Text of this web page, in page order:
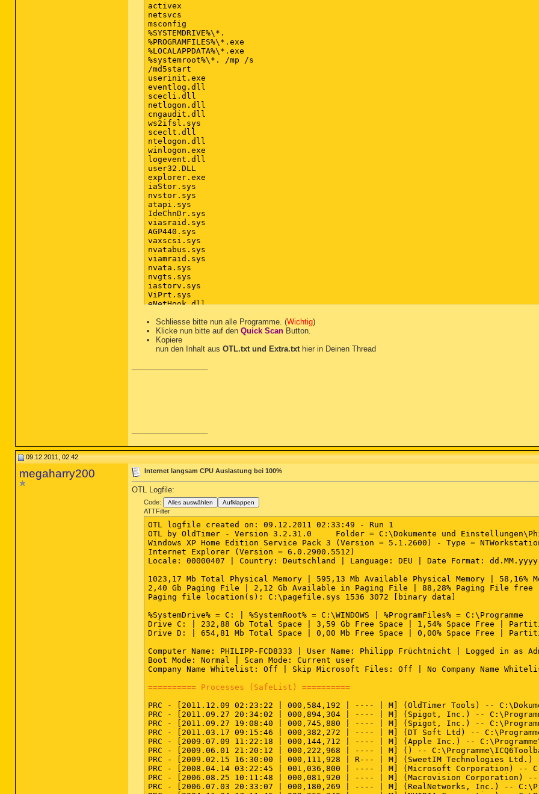
activex
netsvcs
msconfig
%SYSTEMDRIVE%\*.
%PROGRAMFILES%\*.exe
%LOCALAPPDATA%\*.exe
%systemroot%\*. /mp /s
/md5start
userinit.exe
eventlog.dll
scecli.dll
netlogon.dll
cngaudit.dll
ws2ifsl.sys
sceclt.dll
ntelogon.dll
winlogon.exe
logevent.dll
user32.DLL
explorer.exe
iaStor.sys
nvstor.sys
atapi.sys
IdeChnDr.sys
viasraid.sys
AGP440.sys
vaxscsi.sys
nvatabus.sys
viamraid.sys
nvata.sys
nvgts.sys
iastorv.sys
ViPrt.sys
eNetHook.dll
KR10N.sys
nvstor32.sys
ahcix86s.sys
/md5stop
Schliesse bitte nun alle Programme. (Wichtig)
Klicke nun bitte auf den Quick Scan Button.
Kopiere
nun den Inhalt aus OTL.txt und Extra.txt hier in Deinen Thread
09.12.2011, 02:42
megaharry200 Internet langsam CPU Auslastung bei 100%
OTL Logfile:
Code: Alles auswählen Aufklappen
ATTFilter
OTL logfile created on: 09.12.2011 02:33:49 - Run 1
OTL by OldTimer - Version 3.2.31.0     Folder = C:\Dokumente und
Windows XP Home Edition Service Pack 3 (Version = 5.1.2600) - Type =
Internet Explorer (Version = 6.0.2900.5512)
Locale: 00000407 | Country: Deutschland | Language: DEU | Date Format: dd.MM.yyyy
1023,17 Mb Total Physical Memory | 595,13 Mb Available Physical Memory | 58,16%
2,40 Gb Paging File | 2,12 Gb Available in Paging File | 88,28% Paging File free
Paging file location(s): C:\pagefile.sys 1536 3072 [binary data]
%SystemDrive% = C: | %SystemRoot% = C:\WINDOWS | %ProgramFiles% = C:\Programme
Drive C: | 232,88 Gb Total Space | 3,59 Gb Free Space | 1,54% Space Free |
Drive D: | 654,81 Mb Total Space | 0,00 Mb Free Space | 0,00% Space Free |
Computer Name: PHILIPP-FCD8333 | User Name: Philipp Früchtnicht | Logged in as
Boot Mode: Normal | Scan Mode: Current user
Company Name Whitelist: Off | Skip Microsoft Files: Off | No Company Name
========== Processes (SafeList) ==========
PRC - [2011.12.09 02:23:22 | 000,584,192 | ---- | M] (OldTimer Tools) --
PRC - [2011.09.27 20:34:02 | 000,894,304 | ---- | M] (Spigot, Inc.) --
PRC - [2011.09.27 19:08:40 | 000,745,880 | ---- | M] (Spigot, Inc.) --
PRC - [2011.03.17 09:15:46 | 000,382,272 | ---- | M] (DT Soft Ltd) --
PRC - [2009.07.09 11:22:18 | 000,144,712 | ---- | M] (Apple Inc.) --
PRC - [2009.06.01 21:20:12 | 000,222,968 | ---- | M] () --
PRC - [2009.02.15 16:30:00 | 000,111,928 | R--- | M] (SweetIM Technologies Ltd.) --
PRC - [2008.04.14 03:22:45 | 001,036,800 | ---- | M] (Microsoft Corporation) --
PRC - [2006.08.25 10:11:48 | 000,081,920 | ---- | M] (Macrovision Corporation) --
PRC - [2006.07.03 20:33:07 | 000,180,269 | ---- | M] (RealNetworks, Inc.) --